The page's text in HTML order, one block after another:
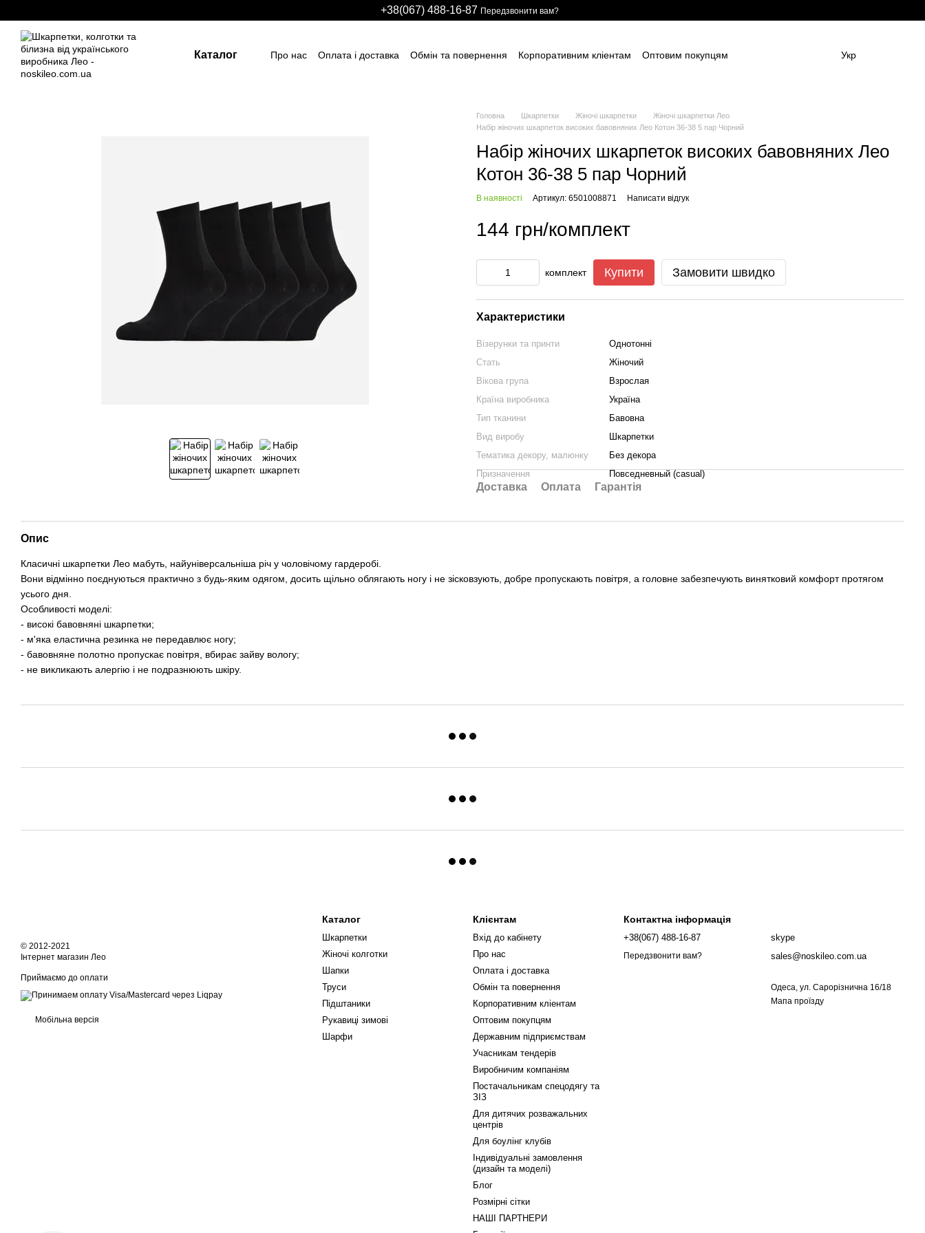
+38(067) 488-16-87 Передзвонити вам?
Каталог Про нас Оплата і доставка Обмін та повернення Корпоративним кліентам
Оптовим покупцям
Укр
Головна Шкарпетки Жіночі шкарпетки
Жіночі шкарпетки Лео
Набір жіночих шкарпеток високих бавовняних Лео Котон 36-38 5 пар Чорний
Набір жіночих шкарпеток високих бавовняних Лео
Котон 36-38 5 пар Чорний
В наявності Артикул: 6501008871 Написати відгук
144 грн/комплект
комплект Купити Замовити швидко
Характеристики
Візерунки та принти
Однотонні
Стать
Жіночий
Вікова група
Взрослая
Країна виробника
Україна
Тип тканини
Бавовна
Вид виробу
Шкарпетки
Тематика декору, малюнку
Без декора
Призначення
Повседневный (casual)
Доставка Оплата Гарантія
Опис
Класичні шкарпетки Лео мабуть, найуніверсальніша річ у чоловічому гардеробі.
Вони відмінно поєднуються практично з будь-яким одягом, досить щільно облягають ногу і не зісковзують, добре пропускають повітря, а головне забезпечують винятковий комфорт протягом
усього дня.
Особливості моделі:
- високі бавовняні шкарпетки;
- м'яка еластична резинка не передавлює ногу;
- бавовняне полотно пропускає повітря, вбирає зайву вологу;
- не викликають алергію і не подразнюють шкіру.
© 2012-2021
Інтернет магазин Лео
Приймаємо до оплати
Мобільна версія
Каталог
Шкарпетки
Жіночі колготки
Шапки
Труси
Підштаники
Рукавиці зимові
Шарфи
Клієнтам
Вхід до кабінету
Про нас
Оплата і доставка
Обмін та повернення
Корпоративним кліентам
Оптовим покупцям
Державним підприємствам
Учасникам тендерів
Виробничим компаніям
Постачальникам спецодягу та
ЗІЗ
Для дитячих розважальних
центрів
Для боулінг клубів
Індивідуальні замовлення
(дизайн та моделі)
Блог
Розмірні сітки
НАШІ ПАРТНЕРИ
Контактна інформація
+38(067) 488-16-87
Передзвонити вам?
skype
sales@noskileo.com.ua
Одеса, ул. Сарорізнична 16/18
Мапа проїзду